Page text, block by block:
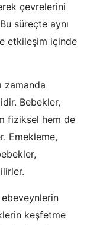
çevrelerini
süreçte aynı
etkileşim içinde
zamanda
Bebekler,
fiziksel hem de
Emekleme,
keşfetme